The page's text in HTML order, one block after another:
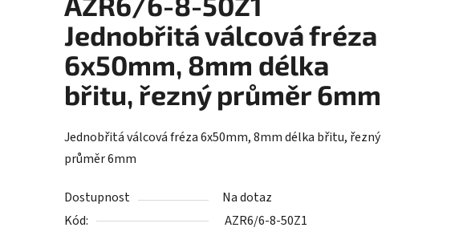
Jednobřitá válcová fréza
6x50mm, 8mm délka
břitu, řezný průměr 6mm
Jednobřitá válcová fréza 6x50mm, 8mm délka břitu, řezný
průměr 6mm
Dostupnost
Na dotaz
Kód:
AZR6/6-8-50Z1